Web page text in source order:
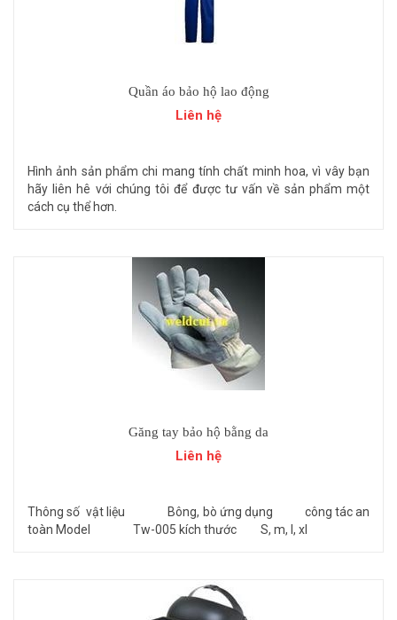
Quần áo bảo hộ lao động
Liên hệ
Hình ảnh sản phẩm chi mang tính chất minh hoa, vì vây bạn
hãy liên hê với chúng tôi để được tư vấn về sản phẩm một
cách cụ thể hơn.
Găng tay bảo hộ bằng da
Liên hệ
Thông số vật liệu Bông, bò ứng dụng công tác an
toàn Model Tw-005 kích thước S, m, l, xl